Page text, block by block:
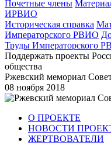
Почетные члены
ИРВИО
Историческая справка
Императорского РВИО
Труды Императорского
Поддержать проекты
общества
Ржевский мемориал
08 ноября 2018
О ПРОЕКТЕ
НОВОСТИ
ЖЕРТВОВАТЕЛИ